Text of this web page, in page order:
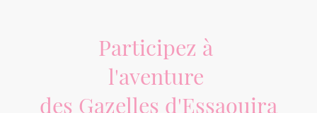
Participez à
l'aventure
des Gazelles d'Essaouira